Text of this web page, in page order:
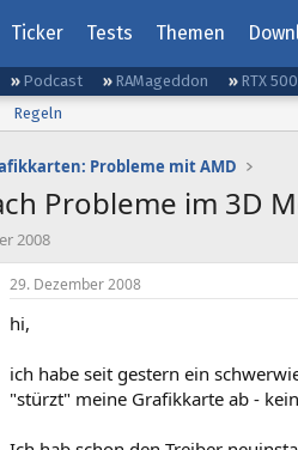
Ticker Tests Themen
Podcast RAMageddon RTX
Regeln
Probleme mit AMD
Probleme im 3D
2008
29. Dezember 2008
hi,
ich habe seit gestern ein
"stürzt" meine Grafikkarte ab -